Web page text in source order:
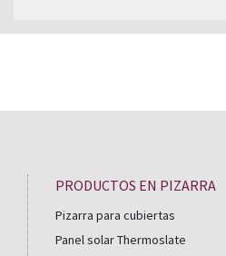
PRODUCTOS EN PIZARRA
Pizarra para cubiertas
Panel solar Thermoslate